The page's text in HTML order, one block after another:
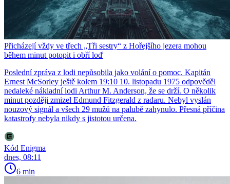
Přicházejí vždy ve třech „Tři sestry“ z Hořejšího jezera mohou
během minut potopit i obří loď
Poslední zpráva z lodi nepůsobila jako volání o pomoc. Kapitán
Ernest McSorley ještě kolem 19:10 10. listopadu 1975 odpověděl
nedaleké nákladní lodi Arthur M. Anderson, že se drží. O několik
minut později zmizel Edmund Fitzgerald z radaru. Nebyl vyslán
nouzový signál a všech 29 mužů na palubě zahynulo. Přesná příčina
katastrofy nebyla nikdy s jistotou určena.
Kód Enigma
dnes, 08:11
6 min